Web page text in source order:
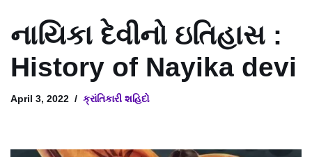
નાયિકા દેવીનો ઇતિહાસ :
History of Nayika devi
April 3, 2022 ક્રાંતિકારી શહિદો